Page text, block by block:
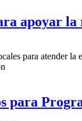
apoyar
para atender la
para